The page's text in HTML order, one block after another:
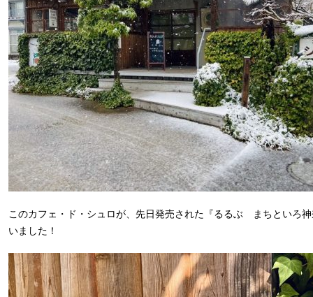
このカフェ・ド・シュロが、先日発売された『るるぶ まちといろ
いました！